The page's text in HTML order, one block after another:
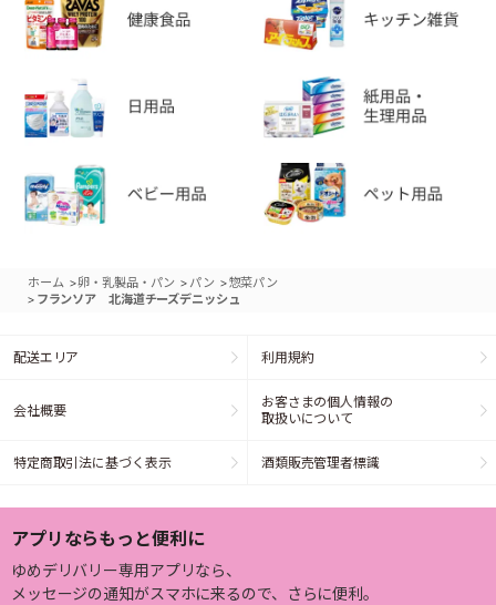
ホーム >卵・乳製品・パン > パン >惣菜パン
> フランソア 北海道チーズデニッシュ
配送エリア 利用規約
会社概要
お客さまの個人情報の
取扱いについて
特定商取引法に基づく表示 酒類販売管理者標識
アプリならもっと便利に
ゆめデリバリー専用アプリなら、
メッセージの通知がスマホに来るので、さらに便利。